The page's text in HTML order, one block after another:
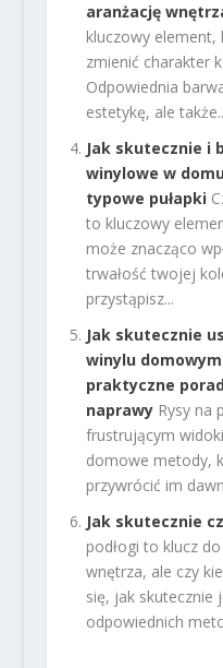
aranżację
kluczowy
zmienić charakter
Odpowiednia
estetykę, ale
Jak skutecznie i
winylowe w
typowe pułapki
to kluczowy
może znacząco
trwałość twojej
przystąpisz...
Jak skutecznie
winylu
praktyczne
naprawy Rysy na
frustrującym
domowe metody,
przywrócić im
Jak skutecznie
podłogi to klucz
wnętrza, ale czy
się, jak skutecznie
odpowiednich